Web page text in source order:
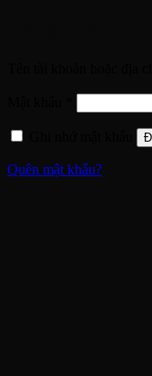
buộc
Quên mật khẩu?